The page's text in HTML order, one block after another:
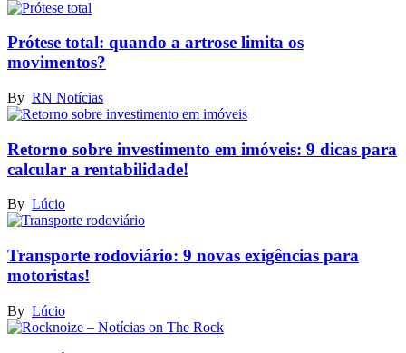
Prótese total: quando a artrose limita os
movimentos?
By RN Notícias
Retorno sobre investimento em imóveis: 9 dicas para
calcular a rentabilidade!
By Lúcio
Transporte rodoviário: 9 novas exigências para
motoristas!
By Lúcio